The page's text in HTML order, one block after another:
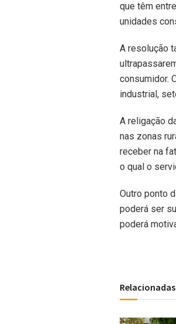
que têm
unidades
A resolução
consumidor.
industrial,
A religação
nas zonas
receber na
o qual o
Outro ponto
poderá ser
poderá
Relacionadas